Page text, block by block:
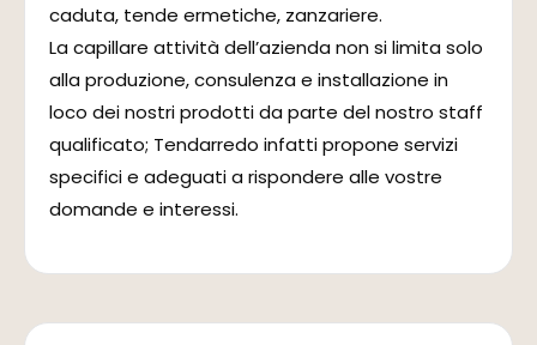
caduta, tende ermetiche, zanzariere.
La capillare attività dell’azienda non si limita solo
alla produzione, consulenza e installazione in
loco dei nostri prodotti da parte del nostro staff
qualificato; Tendarredo infatti propone servizi
specifici e adeguati a rispondere alle vostre
domande e interessi.